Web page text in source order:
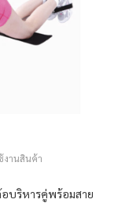
งานสินค้า
อบริหารคู่พร้อมสาย